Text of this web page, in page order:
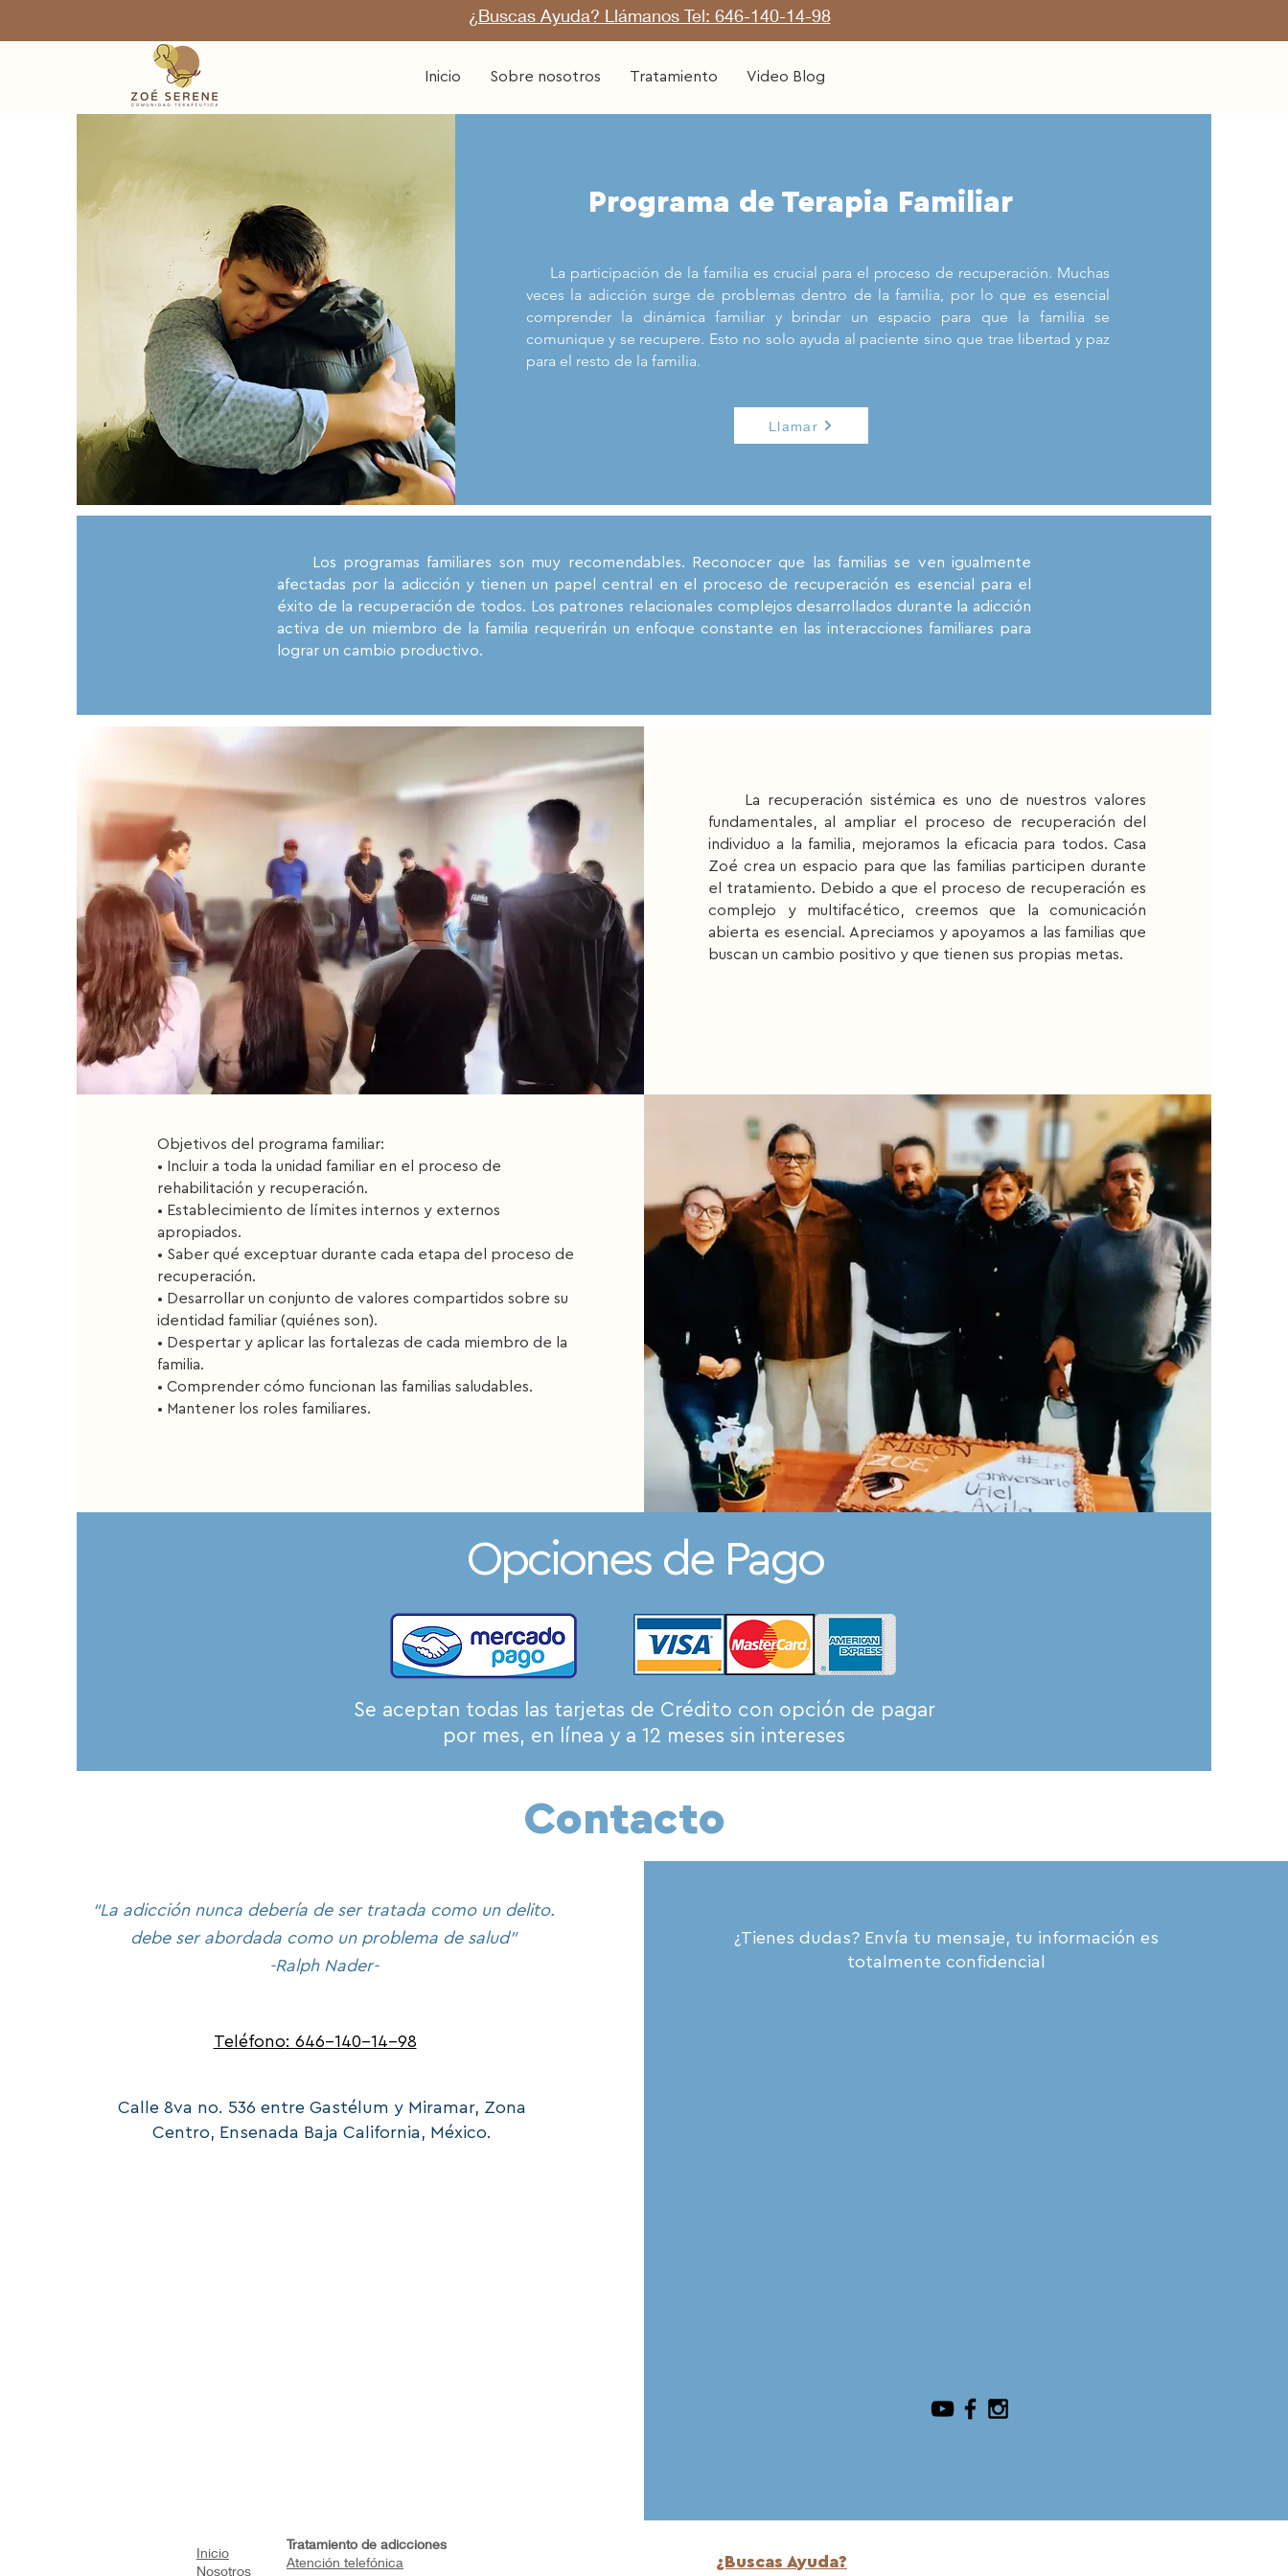
Inicio Sobre nosotros Tratamiento Video Blog
¿Buscas Ayuda? Llámanos Tel: 646-140-14-98
Programa de Terapia Familiar
La participación de la familia es crucial para el proceso de recuperación. Muchas
veces la adicción surge de problemas dentro de la familia, por lo que es esencial
comprender la dinámica familiar y brindar un espacio para que la familia se
comunique y se recupere. Esto no solo ayuda al paciente sino que trae libertad y paz
para el resto de la familia.
Llamar
Los programas familiares son muy recomendables. Reconocer que las familias se ven igualmente
afectadas por la adicción y tienen un papel central en el proceso de recuperación es esencial para el
éxito de la recuperación de todos. Los patrones relacionales complejos desarrollados durante la adicción
activa de un miembro de la familia requerirán un enfoque constante en las interacciones familiares para
lograr un cambio productivo.
La recuperación sistémica es uno de nuestros valores
fundamentales, al ampliar el proceso de recuperación del
individuo a la familia, mejoramos la eficacia para todos. Casa
Zoé crea un espacio para que las familias participen durante
el tratamiento. Debido a que el proceso de recuperación es
complejo y multifacético, creemos que la comunicación
abierta es esencial. Apreciamos y apoyamos a las familias que
buscan un cambio positivo y que tienen sus propias metas.
Objetivos del programa familiar:
• Incluir a toda la unidad familiar en el proceso de
rehabilitación y recuperación.
• Establecimiento de límites internos y externos
apropiados.
• Saber qué exceptuar durante cada etapa del proceso de
recuperación.
• Desarrollar un conjunto de valores compartidos sobre su
identidad familiar (quiénes son).
• Despertar y aplicar las fortalezas de cada miembro de la
familia.
• Comprender cómo funcionan las familias saludables.
• Mantener los roles familiares.
Opciones de Pago
Se aceptan todas las tarjetas de Crédito con opción de pagar
por mes, en línea y a 12 meses sin intereses
Contacto
Teléfono: 646-140-14-98
“La adicción nunca debería de ser tratada como un delito.
debe ser abordada como un problema de salud"
-Ralph Nader-
Calle 8va no. 536 entre Gastélum y Miramar, Zona
Centro, Ensenada Baja California, México.
¿Tienes dudas? Envía tu mensaje, tu información es
totalmente confidencial
Inicio
Nosotros
Tratamiento de adicciones
Atención telefónica
¿Buscas Ayuda?